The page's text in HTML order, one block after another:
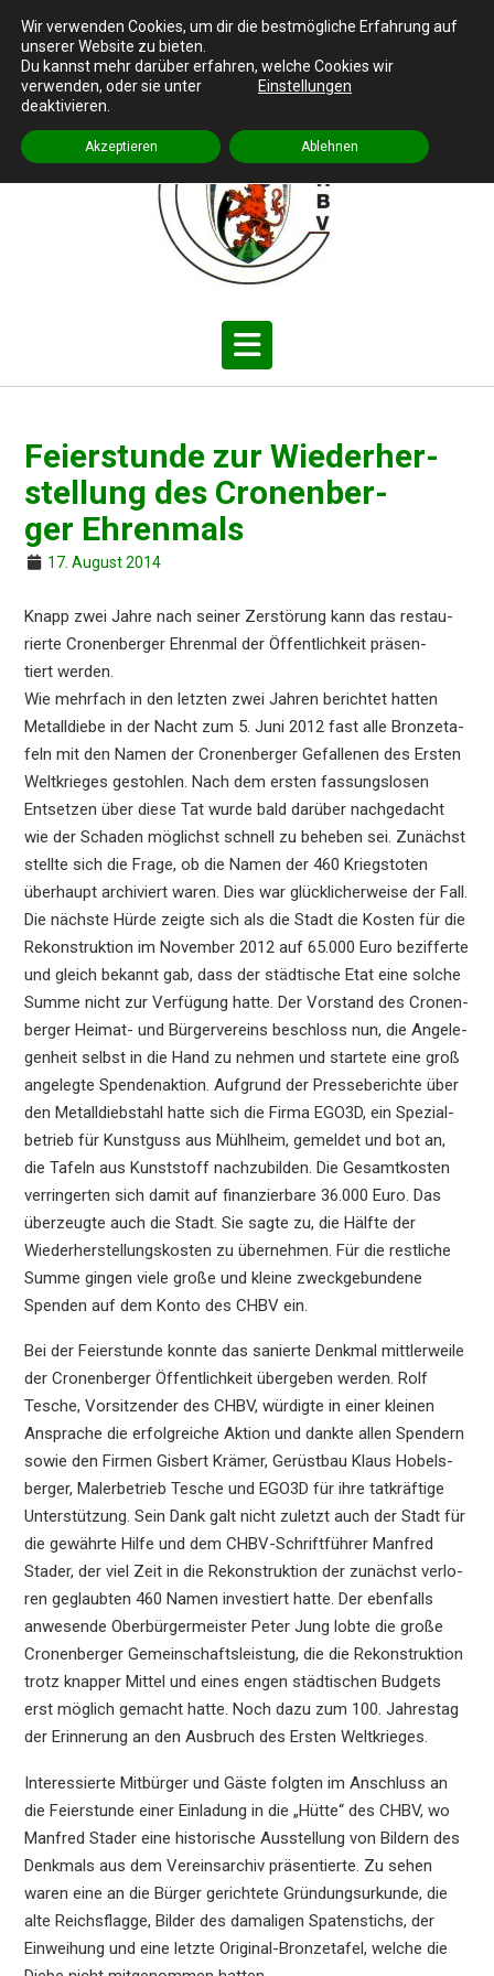
content
Cronenberger Heimat- und Bürgerverein e.V.
Impressum
Feier­stun­de zur Wieder­her­
stel­lung des Cronen­ber­
ger Ehrenmals
17. August 2014
Knapp zwei Jahre nach seiner Zerstö­rung kann das restau­
rier­te Cronen­ber­ger Ehren­mal der Öffent­lich­keit präsen­
tiert werden.
Wie mehrfach in den letzten zwei Jahren berich­tet hatten
Metall­die­be in der Nacht zum 5. Juni 2012 fast alle Bronze­ta­
feln mit den Namen der Cronen­ber­ger Gefal­le­nen des Ersten
Weltkrie­ges gestoh­len. Nach dem ersten fassungs­lo­sen
Entset­zen über diese Tat wurde bald darüber nachge­dacht
wie der Schaden möglichst schnell zu beheben sei. Zunächst
stell­te sich die Frage, ob die Namen der 460 Kriegs­to­ten
überhaupt archi­viert waren. Dies war glück­li­cher­wei­se der Fall.
Die nächs­te Hürde zeigte sich als die Stadt die Kosten für die
Rekon­struk­ti­on im Novem­ber 2012 auf 65.000 Euro bezif­fer­te
und gleich bekannt gab, dass der städti­sche Etat eine solche
Summe nicht zur Verfü­gung hatte. Der Vorstand des Cronen­
ber­ger Heimat- und Bürger­ver­eins beschloss nun, die Angele­
gen­heit selbst in die Hand zu nehmen und starte­te eine groß
angeleg­te Spenden­ak­ti­on. Aufgrund der Presse­be­rich­te über
den Metall­dieb­stahl hatte sich die Firma EGO3D, ein Spezi­al­
be­trieb für Kunst­guss aus Mühlheim, gemel­det und bot an,
die Tafeln aus Kunst­stoff nachzu­bil­den. Die Gesamt­kos­ten
verrin­ger­ten sich damit auf finan­zier­ba­re 36.000 Euro. Das
überzeug­te auch die Stadt. Sie sagte zu, die Hälfte der
Wieder­her­stel­lungs­kos­ten zu überneh­men. Für die restli­che
Summe gingen viele große und kleine zweck­ge­bun­de­ne
Spenden auf dem Konto des CHBV ein.
Bei der Feier­stun­de konnte das sanier­te Denkmal mittler­wei­le
der Cronen­ber­ger Öffent­lich­keit überge­ben werden. Rolf
Tesche, Vorsit­zen­der des CHBV, würdig­te in einer kleinen
Anspra­che die erfolg­rei­che Aktion und dankte allen Spendern
sowie den Firmen Gisbert Krämer, Gerüst­bau Klaus Hobels­
ber­ger, Maler­be­trieb Tesche und EGO3D für ihre tatkräf­ti­ge
Unter­stüt­zung. Sein Dank galt nicht zuletzt auch der Stadt für
die gewähr­te Hilfe und dem CHBV-Schrift­füh­rer Manfred
Stader, der viel Zeit in die Rekon­struk­ti­on der zunächst verlo­
ren geglaub­ten 460 Namen inves­tiert hatte. Der ebenfalls
anwesen­de Oberbür­ger­meis­ter Peter Jung lobte die große
Cronen­ber­ger Gemein­schafts­leis­tung, die die Rekon­struk­ti­on
trotz knapper Mittel und eines engen städti­schen Budgets
erst möglich gemacht hatte. Noch dazu zum 100. Jahres­tag
der Erinne­rung an den Ausbruch des Ersten Weltkrieges.
Inter­es­sier­te Mitbür­ger und Gäste folgten im Anschluss an
die Feier­stun­de einer Einla­dung in die „Hütte“ des CHBV, wo
Manfred Stader eine histo­ri­sche Ausstel­lung von Bildern des
Denkmals aus dem Vereins­ar­chiv präsen­tier­te. Zu sehen
waren eine an die Bürger gerich­te­te Gründungs­ur­kun­de, die
alte Reichs­flag­ge, Bilder des damali­gen Spaten­stichs, der
Einwei­hung und eine letzte Origi­nal-Bronze­ta­fel, welche die
Wir verwenden Cookies, um dir die bestmögliche Erfahrung auf
unserer Website zu bieten.
Du kannst mehr darüber erfahren, welche Cookies wir
verwenden, oder sie unter
Einstellungen
deaktivieren.
Akzeptieren Ablehnen